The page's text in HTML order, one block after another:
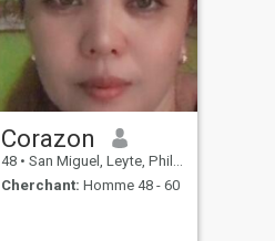
Corazon
48 • San Miguel, Leyte, Philippines
Cherchant: Homme 48 - 60